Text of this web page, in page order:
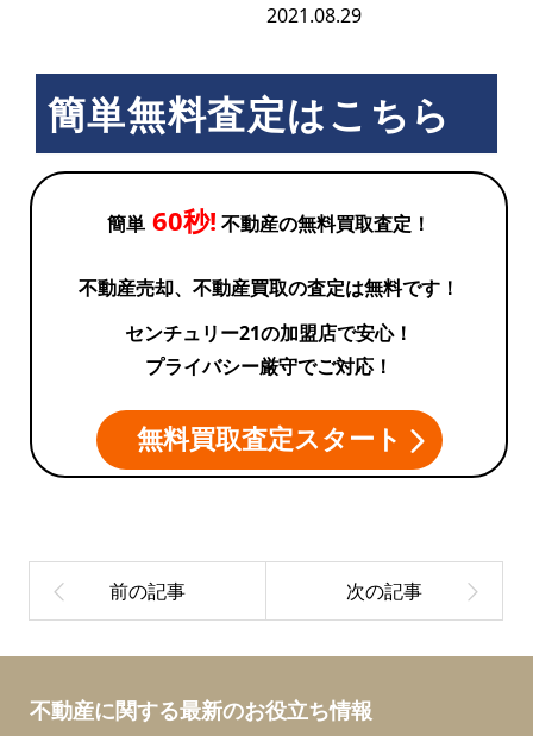
2021.08.29
簡単無料査定はこちら
簡単 60秒! 不動産の無料買取査定！
不動産売却、不動産買取の査定は無料です！
センチュリー21の加盟店で安心！
プライバシー厳守でご対応！
無料買取査定スタート
不動産に関する最新のお役立ち情報